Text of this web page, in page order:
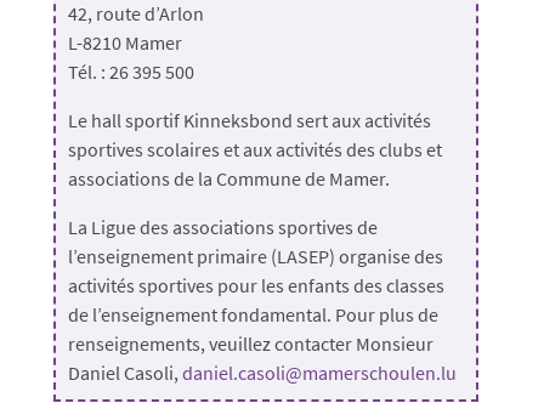
42, route d’Arlon
L-8210 Mamer
Tél. : 26 395 500
Le hall sportif Kinneksbond sert aux activités
sportives scolaires et aux activités des clubs et
associations de la Commune de Mamer.
La Ligue des associations sportives de
l’enseignement primaire (LASEP) organise des
activités sportives pour les enfants des classes
de l’enseignement fondamental. Pour plus de
renseignements, veuillez contacter Monsieur
Daniel Casoli,daniel.casoli@mamerschoulen.lu